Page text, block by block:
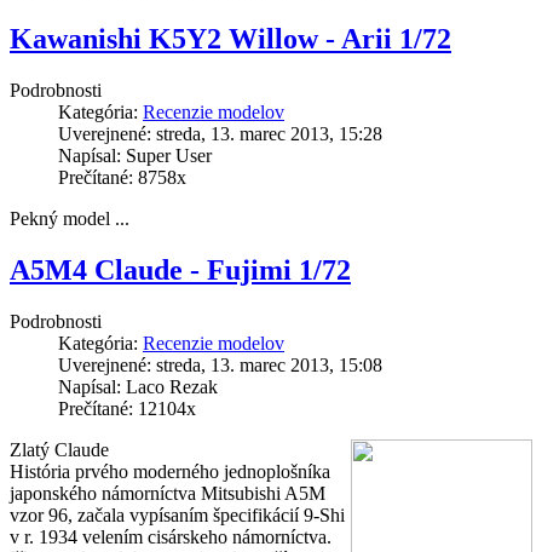
Kawanishi K5Y2 Willow - Arii 1/72
Podrobnosti
Kategória: Recenzie modelov
Uverejnené: streda, 13. marec 2013, 15:28
Napísal: Super User
Prečítané: 8758x
Pekný model ...
A5M4 Claude - Fujimi 1/72
Podrobnosti
Kategória: Recenzie modelov
Uverejnené: streda, 13. marec 2013, 15:08
Napísal: Laco Rezak
Prečítané: 12104x
Zlatý Claude
História prvého moderného jednoplošníka
japonského námorníctva Mitsubishi A5M
vzor 96, začala vypísaním špecifikácií 9-Shi
v r. 1934 velením cisárskeho námorníctva.